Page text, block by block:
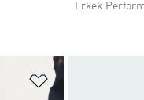
Erkek
Favori Listesine